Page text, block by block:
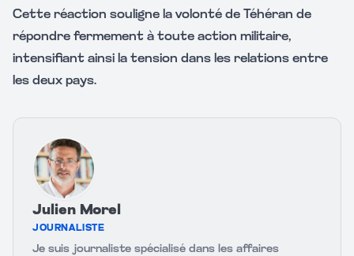
Cette réaction souligne la volonté de Téhéran de
répondre fermement à toute action militaire,
intensifiant ainsi la tension dans les relations entre
les deux pays.
Julien Morel
JOURNALISTE
Je suis journaliste spécialisé dans les affaires